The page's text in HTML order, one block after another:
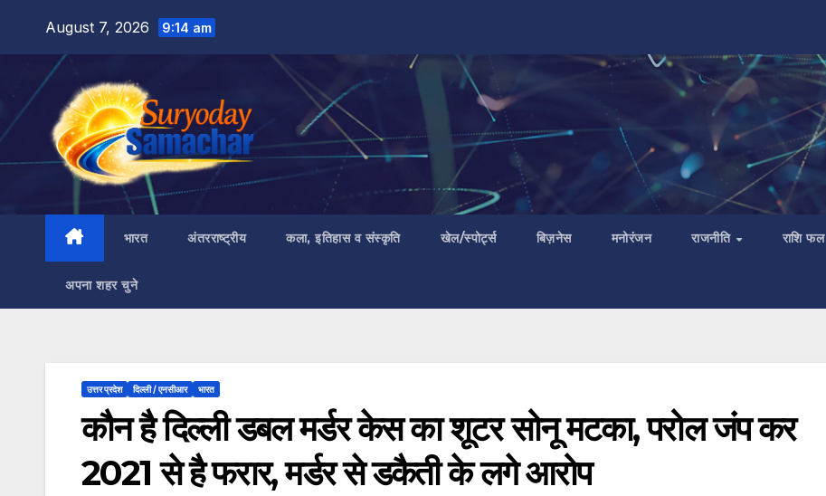
content
August 7, 2026 9:14 am
भारत अंतरराष्ट्रीय कला, इतिहास व संस्कृति खेल/स्पोर्ट्स बिज़नेस मनोरंजन राजनीति राशि फल
अपना शहर चुने
उत्तर प्रदेश दिल्ली / एनसीआर भारत
कौन है दिल्ली डबल मर्डर केस का शूटर सोनू मटका, परोल जंप कर
2021 से है फरार, मर्डर से डकैती के लगे आरोप